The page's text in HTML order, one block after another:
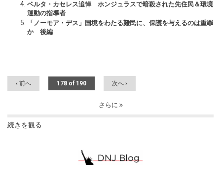
ベルタ・カセレス追悼 ホンジュラスで暗殺された先住民＆環境
運動の指導者
「ノーモア・デス」国境をわたる難民に、保護を与えるのは重罪
か 後編
‹ 前へ 178 of 190 次へ ›
さらに
続きを観る